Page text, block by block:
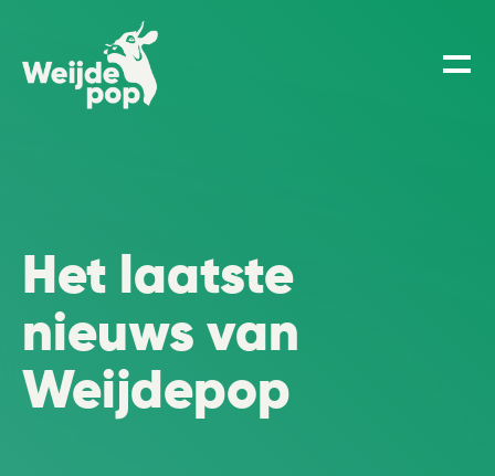
Het laatste
nieuws van
Weijdepop